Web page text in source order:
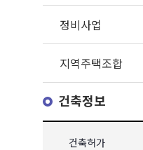
정비사업
지역주택조합
건축정보
건축허가